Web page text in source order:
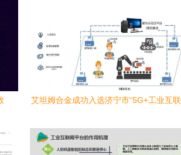
艾坦姆合金成功入选济宁市“5G+工业互联
务新范式